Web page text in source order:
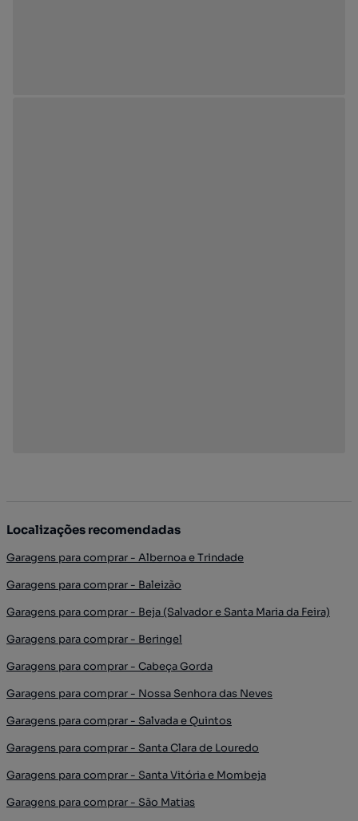
Localizações recomendadas
Garagens para comprar - Albernoa e Trindade
Garagens para comprar - Baleizão
Garagens para comprar - Beja (Salvador e Santa Maria da Feira)
Garagens para comprar - Beringel
Garagens para comprar - Cabeça Gorda
Garagens para comprar - Nossa Senhora das Neves
Garagens para comprar - Salvada e Quintos
Garagens para comprar - Santa Clara de Louredo
Garagens para comprar - Santa Vitória e Mombeja
Garagens para comprar - São Matias